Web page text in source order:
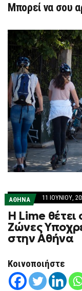
Μπορεί να σου
ΑΘΗΝΑ 11 ΙΟΥΝΊΟΥ,
H Lime
Ζώνες
στην Αθήνα
Κοινοποιήστε